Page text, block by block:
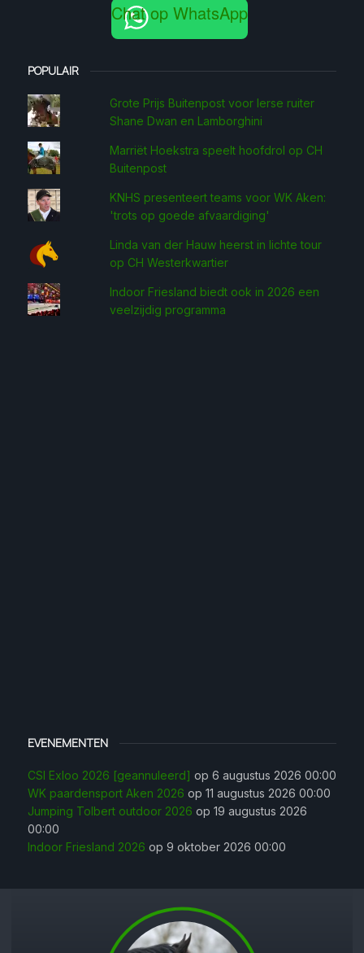
Chat op WhatsApp
POPULAIR
Grote Prijs Buitenpost voor Ierse ruiter
Shane Dwan en Lamborghini
Marriët Hoekstra speelt hoofdrol op CH
Buitenpost
KNHS presenteert teams voor WK Aken:
'trots op goede afvaardiging'
Linda van der Hauw heerst in lichte tour
op CH Westerkwartier
Indoor Friesland biedt ook in 2026 een
veelzijdig programma
EVENEMENTEN
CSI Exloo 2026 [geannuleerd] op 6 augustus 2026 00:00
WK paardensport Aken 2026 op 11 augustus 2026 00:00
Jumping Tolbert outdoor 2026 op 19 augustus 2026
00:00
Indoor Friesland 2026 op 9 oktober 2026 00:00